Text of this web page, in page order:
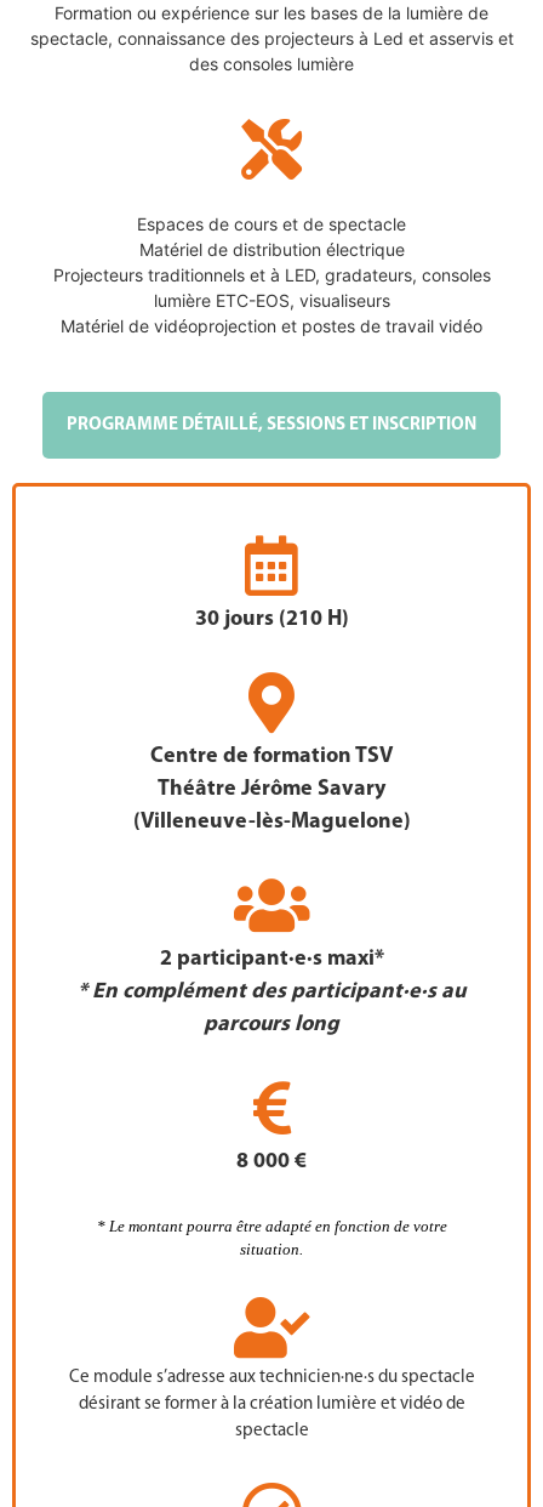
Formation ou expérience sur les bases de la lumière de
spectacle, connaissance des projecteurs à Led et asservis et
des consoles lumière
Espaces de cours et de spectacle
Matériel de distribution électrique
Projecteurs traditionnels et à LED, gradateurs, consoles
lumière ETC-EOS, visualiseurs
Matériel de vidéoprojection et postes de travail vidéo
PROGRAMME DÉTAILLÉ, SESSIONS ET INSCRIPTION
30 jours (210 H)
Centre de formation TSV
Théâtre Jérôme Savary
(Villeneuve-lès-Maguelone)
2 participant·e·s maxi*
* En complément des participant·e·s au
parcours long
8 000 €
* Le montant pourra être adapté en fonction de votre
situation.
Ce module s’adresse aux technicien·ne·s du spectacle
désirant se former à la création lumière et vidéo de
spectacle